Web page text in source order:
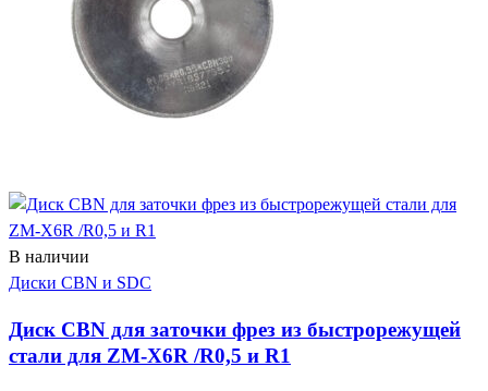
В наличии
Диски CBN и SDC
Диск CBN для заточки фрез из быстрорежущей
стали для ZM-X6R /R0,5 и R1